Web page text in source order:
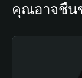
คุณอาจชื่น